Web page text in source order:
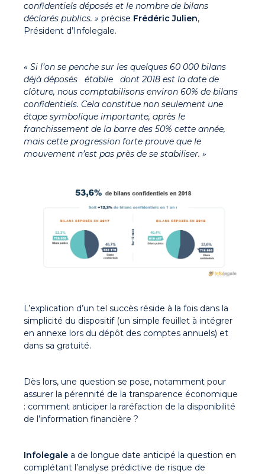
confidentiels déposés et le nombre de bilans
déclarés publics. » précise Frédéric Julien,
Président d’Infolegale.
« Si l’on se penche sur les quelques 60 000 bilans
déjà déposés établie dont 2018 est la date de
clôture, nous comptabilisons environ 60% de bilans
confidentiels. Cela constitue non seulement une
étape symbolique importante, après le
franchissement de la barre des 50% cette année,
mais cette progression forte prouve que le
mouvement n’est pas près de se stabiliser. »
L’explication d’un tel succès réside à la fois dans la
simplicité du dispositif (un simple feuillet à intégrer
en annexe lors du dépôt des comptes annuels) et
dans sa gratuité.
Dès lors, une question se pose, notamment pour
assurer la pérennité de la transparence économique
: comment anticiper la raréfaction de la disponibilité
de l’information financière ?
Infolegale a de longue date anticipé la question en
complétant l’analyse prédictive de risque de